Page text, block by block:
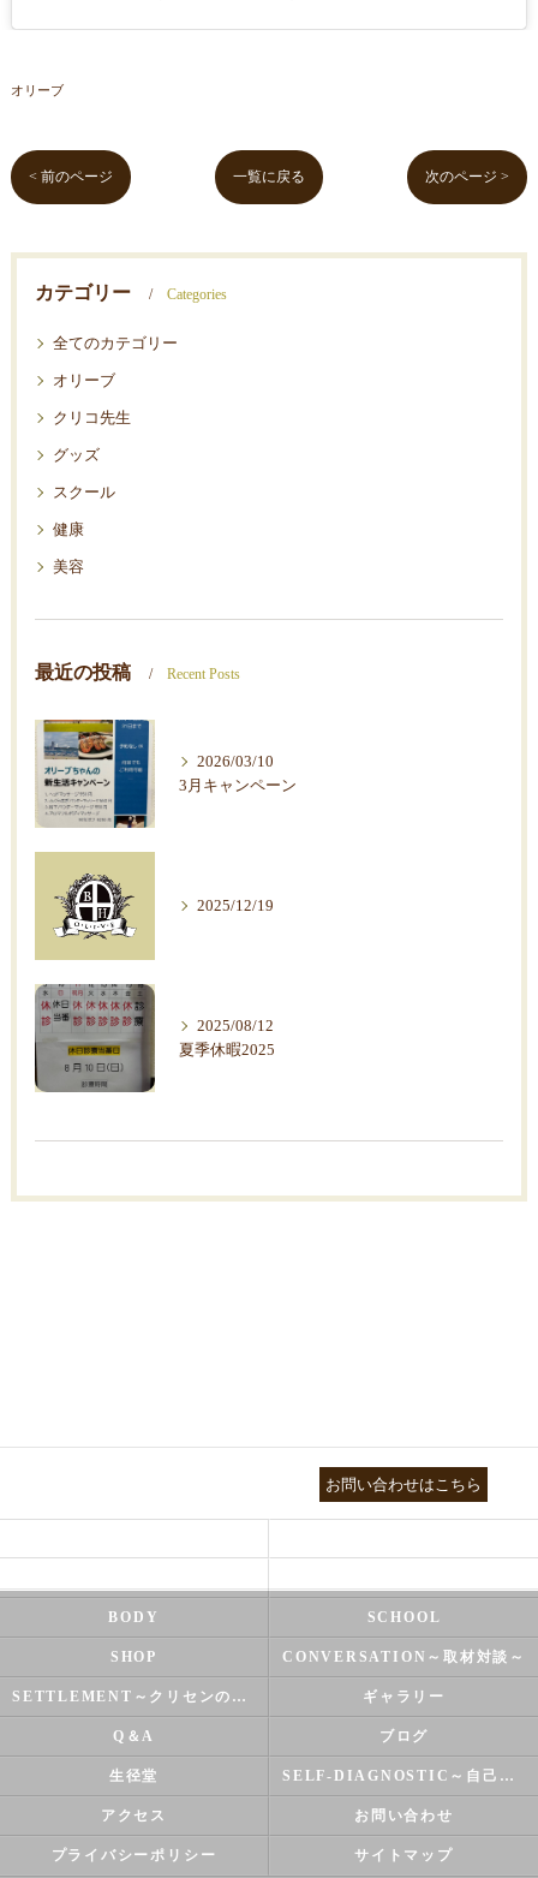
オリーブ
< 前のページ 一覧に戻る 次のページ >
カテゴリー Categories
全てのカテゴリー
オリーブ
クリコ先生
グッズ
スクール
健康
美容
最近の投稿 Recent Posts
2026/03/10
3月キャンペーン
2025/12/19
2025/08/12
夏季休暇2025
お問い合わせはこちら
BODY SCHOOL
SHOP CONVERSATION～取材対談～
SETTLEMENT～クリセンのズバリ解決シリーズ～ ギャラリー
Q＆A ブログ
生径堂 SELF-DIAGNOSTIC～自己診断～
アクセス お問い合わせ
プライバシーポリシー サイトマップ